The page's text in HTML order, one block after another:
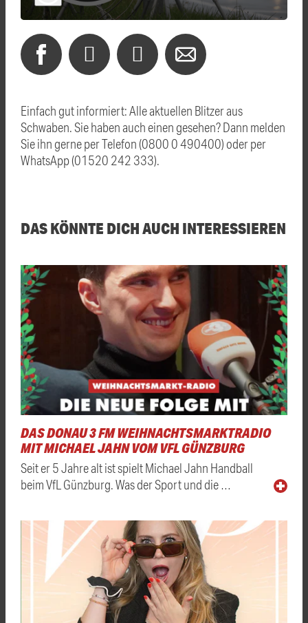
Einfach gut informiert: Alle aktuellen Blitzer aus
Schwaben. Sie haben auch einen gesehen? Dann melden
Sie ihn gerne per Telefon (0800 0 490400) oder per
WhatsApp (01520 242 333).
DAS KÖNNTE DICH AUCH INTERESSIEREN
DAS DONAU 3 FM WEIHNACHTSMARKTRADIO
MIT MICHAEL JAHN VOM VFL GÜNZBURG
Seit er 5 Jahre alt ist spielt Michael Jahn Handball
beim VfL Günzburg. Was der Sport und die …